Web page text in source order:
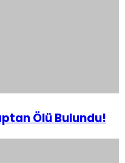
Ölü Bulundu!